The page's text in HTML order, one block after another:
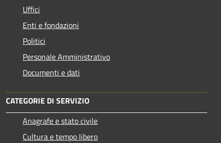
Uffici
Enti e fondazioni
Politici
Personale Amministrativo
Documenti e dati
CATEGORIE DI SERVIZIO
Anagrafe e stato civile
Cultura e tempo libero